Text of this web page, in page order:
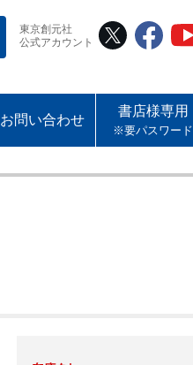
東京創元社
公式アカウント
お問い合わせ
書店様専用
※要パスワード